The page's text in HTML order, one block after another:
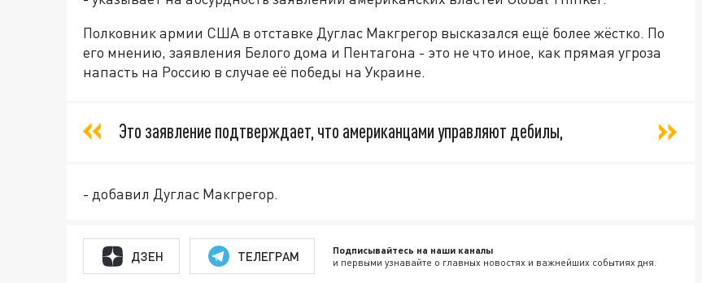
Полковник армии США в отставке Дуглас Макгрегор высказался ещё более жёстко. По
его мнению, заявления Белого дома и Пентагона - это не что иное, как прямая угроза
напасть на Россию в случае её победы на Украине.
Это заявление подтверждает, что американцами управляют дебилы,
- добавил Дуглас Макгрегор.
ДЗЕН ТЕЛЕГРАМ Подписывайтесь на наши каналы
и первыми узнавайте о главных новостях и важнейших событиях дня.